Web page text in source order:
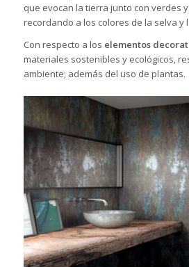
que evocan la tierra junto con verdes
recordando a los colores de la selva y
Con respecto a los elementos
materiales sostenibles y ecológicos,
ambiente; además del uso de plantas.